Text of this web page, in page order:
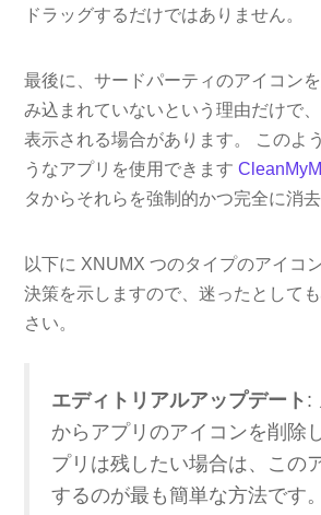
ドラッグするだけではありません。
最後に、サードパーティのアイコン
み込まれていないという理由だけで
表示される場合があります。 このよ
うなアプリを使用できます
タからそれらを強制的かつ完全に消去
以下に XNUMX つのタイプのアイコ
決策を示しますので、迷ったとして
さい。
エディトリアルアップデート :
からアプリのアイコンを削除
プリは残したい場合は、この
するのが最も簡単な方法です